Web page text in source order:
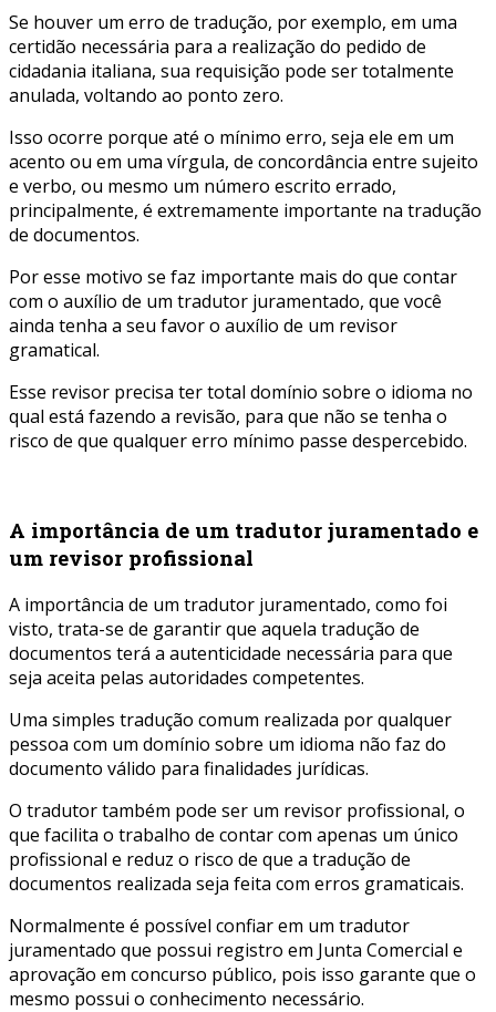
Se houver um erro de tradução, por exemplo, em uma
certidão necessária para a realização do pedido de
cidadania italiana, sua requisição pode ser totalmente
anulada, voltando ao ponto zero.
Isso ocorre porque até o mínimo erro, seja ele em um
acento ou em uma vírgula, de concordância entre sujeito
e verbo, ou mesmo um número escrito errado,
principalmente, é extremamente importante na tradução
de documentos.
Por esse motivo se faz importante mais do que contar
com o auxílio de um tradutor juramentado, que você
ainda tenha a seu favor o auxílio de um revisor
gramatical.
Esse revisor precisa ter total domínio sobre o idioma no
qual está fazendo a revisão, para que não se tenha o
risco de que qualquer erro mínimo passe despercebido.
A importância de um tradutor juramentado e
um revisor profissional
A importância de um tradutor juramentado, como foi
visto, trata-se de garantir que aquela tradução de
documentos terá a autenticidade necessária para que
seja aceita pelas autoridades competentes.
Uma simples tradução comum realizada por qualquer
pessoa com um domínio sobre um idioma não faz do
documento válido para finalidades jurídicas.
O tradutor também pode ser um revisor profissional, o
que facilita o trabalho de contar com apenas um único
profissional e reduz o risco de que a tradução de
documentos realizada seja feita com erros gramaticais.
Normalmente é possível confiar em um tradutor
juramentado que possui registro em Junta Comercial e
aprovação em concurso público, pois isso garante que o
mesmo possui o conhecimento necessário.